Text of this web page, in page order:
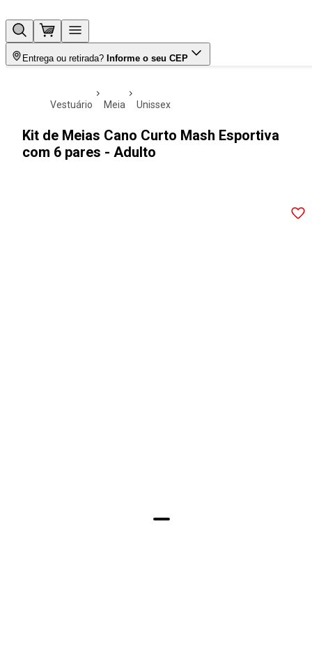
Entrega ou retirada? Informe o seu CEP
vestuário meia unissex
Kit de Meias Cano Curto Mash Esportiva
com 6 pares - Adulto